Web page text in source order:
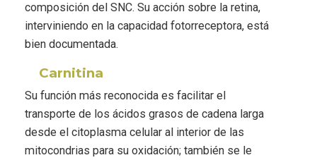
composición del SNC. Su acción sobre la retina,
interviniendo en la capacidad fotorreceptora, está
bien documentada.
Carnitina
Su función más reconocida es facilitar el
transporte de los ácidos grasos de cadena larga
desde el citoplasma celular al interior de las
mitocondrias para su oxidación; también se le